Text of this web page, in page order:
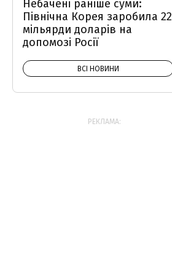
Небачені раніше суми:
Північна Корея заробила 22
мільярди доларів на
допомозі Росії
ВСІ НОВИНИ
РЕКЛАМА: